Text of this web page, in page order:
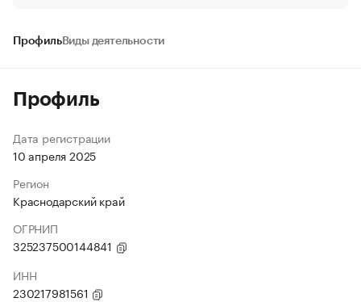
ПрофильВиды деятельности
Профиль
Дата регистрации
10 апреля 2025
Регион
Краснодарский край
ОГРНИП
325237500144841
ИНН
230217981561